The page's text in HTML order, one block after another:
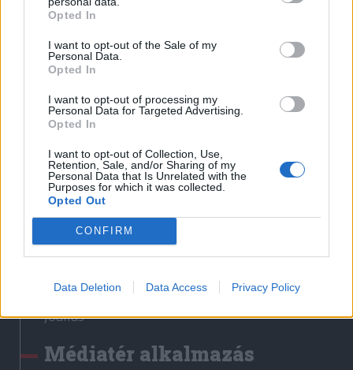
Opted In
I want to opt-out of the Sale of my
Personal Data.
Opted In
I want to opt-out of processing my
Personal Data for Targeted Advertising.
Opted In
I want to opt-out of Collection, Use,
Retention, Sale, and/or Sharing of my
Personal Data that Is Unrelated with the
Purposes for which it was collected.
Opted Out
CONFIRM
Data Deletion Data Access Privacy Policy
Sütibeállítások
Médiatér
Liget
Krónika
Bihari Napló
Erdélyi Napló
Főtér
Rádió GaGa
Jóállás
Médiatér alkalmazás